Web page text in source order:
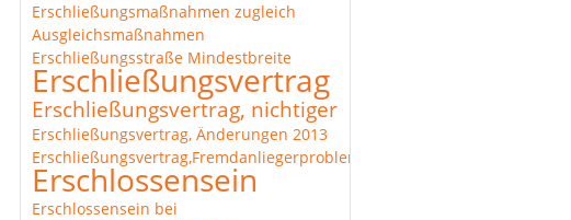
Erschließungsmaßnahmen zugleich
Ausgleichsmaßnahmen
Erschließungsstraße Mindestbreite
Erschließungsvertrag
Erschließungsvertrag, nichtiger
Erschließungsvertrag, Änderungen 2013
Erschließungsvertrag,Fremdanliegerproblematik
Erschlossensein
Erschlossensein bei